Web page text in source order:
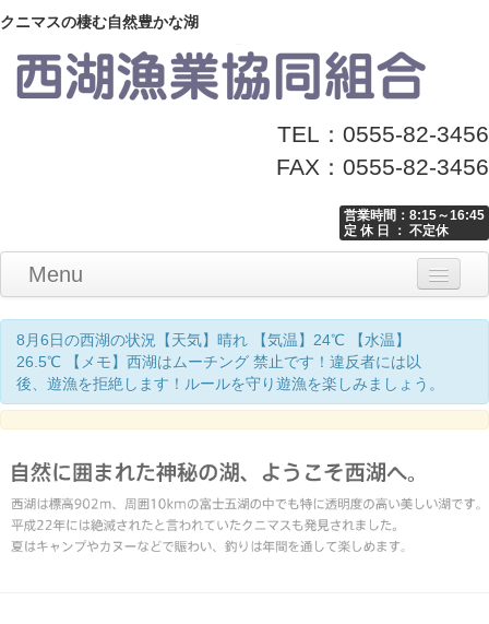
クニマスの棲む自然豊かな湖
TEL：0555-82-3456
FAX：0555-82-3456
営業時間：8:15～16:45
定 休 日 ： 不定休
Menu
Home
釣り情報
マナーとお願い
クニマス展示館
漁協からのお知らせ
お問い合わせ
8月6日の西湖の状況【天気】晴れ 【気温】24℃ 【水温】
26.5℃ 【メモ】西湖はムーチング 禁止です！違反者には以
後、遊漁を拒絶します！ルールを守り遊漁を楽しみましょう。